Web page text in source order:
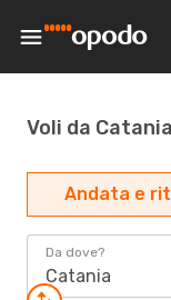
Voli da
Andata e
Da dove?
Catania